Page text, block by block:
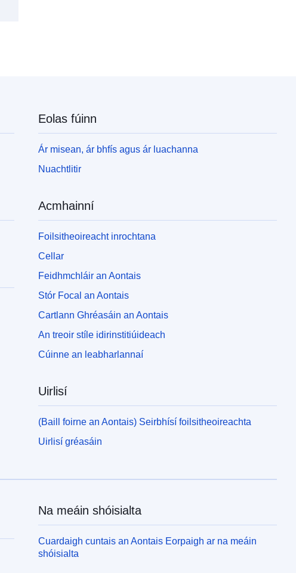
Eolas fúinn
Ár misean, ár bhfís agus ár luachanna
Nuachtlitir
Acmhainní
Foilsitheoireacht inrochtana
Cellar
Feidhmchláir an Aontais
Stór Focal an Aontais
Cartlann Ghréasáin an Aontais
An treoir stíle idirinstitiúideach
Cúinne an leabharlannaí
Uirlisí
(Baill foirne an Aontais) Seirbhísí foilsitheoireachta
Uirlisí gréasáin
Na meáin shóisialta
Cuardaigh cuntais an Aontais Eorpaigh ar na meáin
shóisialta